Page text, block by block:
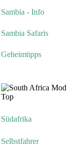
Sambia - Info
Sambia Safaris
Geheimtipps
Südafrika
Selbstfahrer